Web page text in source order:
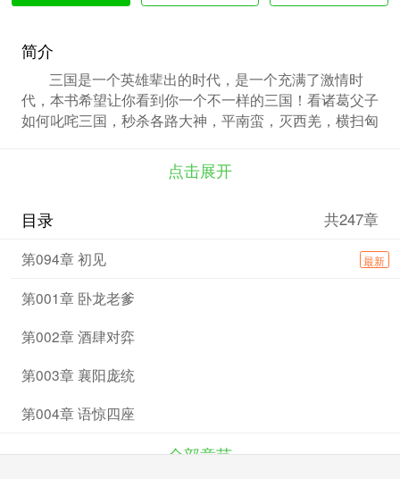
简介
三国是一个英雄辈出的时代，是一个充满了激情时
代，本书希望让你看到你一个不一样的三国！看诸葛父子
如何叱咤三国，秒杀各路大神，平南蛮，灭西羌，横扫匈
向，谁与争锋？蜀汉威武，诸葛威武！一切尽在《卧龙是
2、本书的群已经建立，欢迎加入！群号：2816、
3、每天早上6：00更新一章。敬请期待！绝不断
点击展开
目录 共247章
第094章 初见 最新
第001章 卧龙老爹
第002章 酒肆对弈
第003章 襄阳庞统
第004章 语惊四座
全部章节